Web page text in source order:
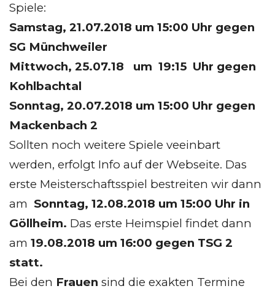
Spiele:
Samstag, 21.07.2018 um 15:00 Uhr gegen
SG Münchweiler
Mittwoch, 25.07.18 um 19:15 Uhr gegen
Kohlbachtal
Sonntag, 20.07.2018 um 15:00 Uhr gegen
Mackenbach 2
Sollten noch weitere Spiele veeinbart
werden, erfolgt Info auf der Webseite. Das
erste Meisterschaftsspiel bestreiten wir dann
am Sonntag, 12.08.2018 um 15:00 Uhr in
Göllheim. Das erste Heimspiel findet dann
am 19.08.2018 um 16:00 gegen TSG 2
statt.
Bei den Frauen sind die exakten Termine